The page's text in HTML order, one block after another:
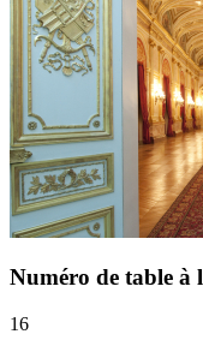
Numéro de table à
16